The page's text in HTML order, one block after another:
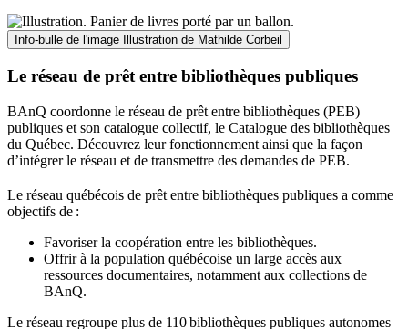
Info-bulle de l'image Illustration de Mathilde Corbeil
Le réseau de prêt entre bibliothèques publiques
BAnQ coordonne le réseau de prêt entre bibliothèques (PEB)
publiques et son catalogue collectif, le Catalogue des bibliothèques
du Québec. Découvrez leur fonctionnement ainsi que la façon
d’intégrer le réseau et de transmettre des demandes de PEB.
Le réseau québécois de prêt entre bibliothèques publiques a comme
objectifs de :
Favoriser la coopération entre les bibliothèques.
Offrir à la population québécoise un large accès aux
ressources documentaires, notamment aux collections de
BAnQ.
Le réseau regroupe plus de 110bibliothèques publiques autonomes